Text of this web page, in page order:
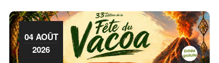
04 AOÛT
2026